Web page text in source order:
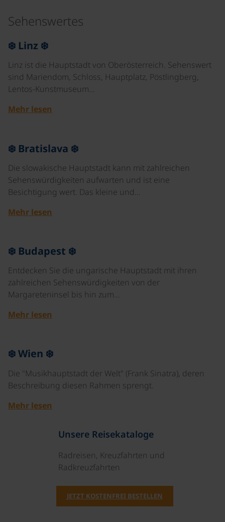
Sehenswertes
❄️ Linz ❄️
Linz ist die Hauptstadt von Oberösterreich. Sehenswert
sind Mariendom, Schloss, Hauptplatz, Pöstlingberg,
Lentos-Kunstmuseum…
Mehr lesen
❄️ Bratislava ❄️
Die slowakische Hauptstadt kann mit zahlreichen
Sehenswürdigkeiten aufwarten und ist eine
Besichtigung wert. Das kleine und…
Mehr lesen
❄️ Budapest ❄️
Entdecken Sie die ungarische Hauptstadt mit ihren
zahlreichen Sehenswürdigkeiten von der
Margareteninsel bis hin zum…
Mehr lesen
❄️ Wien ❄️
Die "Musikhauptstadt der Welt" (Frank Sinatra), deren
Beschreibung diesen Rahmen sprengt.
Mehr lesen
Unsere Reisekataloge
Radreisen, Kreuzfahrten und
Radkreuzfahrten
JETZT KOSTENFREI BESTELLEN